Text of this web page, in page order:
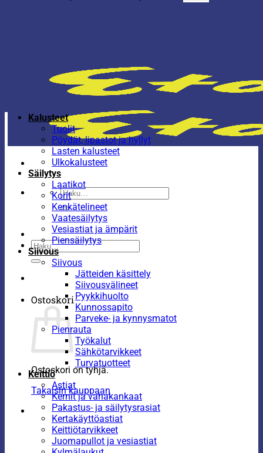
Etsi:
Etsi:
Ostoskori
Ostoskori on tyhjä.
Takaisin kauppaan
Kalusteet
Tuolit
Pöydät, lipastot ja hyllyt
Lasten kalusteet
Ulkokalusteet
Säilytys
Laatikot
Korit
Kenkätelineet
Vaatesäilytys
Vesiastiat ja ämpärit
Piensäilytys
Siivous
Siivous
Jätteiden käsittely
Siivousvälineet
Pyykkihuolto
Kunnossapito
Parveke- ja kynnysmatot
Pienrauta
Työkalut
Sähkötarvikkeet
Turvatuotteet
Keittiö
Astiat
Kernit ja vahakankaat
Pakastus- ja säilytysrasiat
Kertakäyttöastiat
Keittiötarvikkeet
Juomapullot ja vesiastiat